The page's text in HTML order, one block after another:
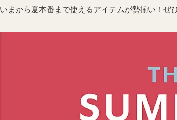
いまから夏本番まで使えるアイテムが勢揃い！ぜ